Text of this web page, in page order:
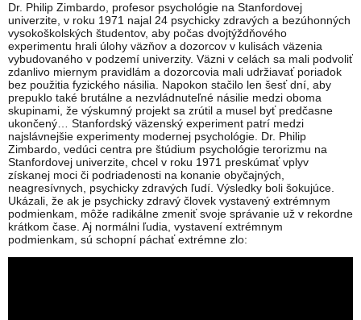
Dr. Philip Zimbardo, profesor psychológie na Stanfordovej
univerzite, v roku 1971 najal 24 psychicky zdravých a bezúhonných
vysokoškolských študentov, aby počas dvojtýždňového
experimentu hrali úlohy väzňov a dozorcov v kulisách väzenia
vybudovaného v podzemí univerzity. Väzni v celách sa mali podvoliť
zdanlivo miernym pravidlám a dozorcovia mali udržiavať poriadok
bez použitia fyzického násilia. Napokon stačilo len šesť dní, aby
prepuklo také brutálne a nezvládnuteľné násilie medzi oboma
skupinami, že výskumný projekt sa zrútil a musel byť predčasne
ukončený… Stanfordský väzenský experiment patrí medzi
najslávnejšie experimenty modernej psychológie. Dr. Philip
Zimbardo, vedúci centra pre štúdium psychológie terorizmu na
Stanfordovej univerzite, chcel v roku 1971 preskúmať vplyv
získanej moci či podriadenosti na konanie obyčajných,
neagresívnych, psychicky zdravých ľudí. Výsledky boli šokujúce.
Ukázali, že ak je psychicky zdravý človek vystavený extrémnym
podmienkam, môže radikálne zmeniť svoje správanie už v rekordne
krátkom čase. Aj normálni ľudia, vystavení extrémnym
podmienkam, sú schopní páchať extrémne zlo: